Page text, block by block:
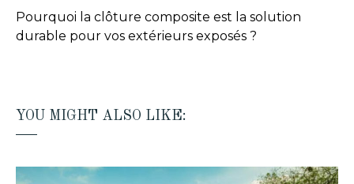
Pourquoi la clôture composite est la solution
durable pour vos extérieurs exposés ?
YOU MIGHT ALSO LIKE: